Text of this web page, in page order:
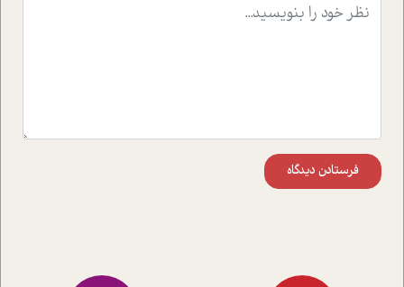
موثرترین راهکارهای استفاده از هوش مصنوعی در حوزه های
فرستادن دیدگاه